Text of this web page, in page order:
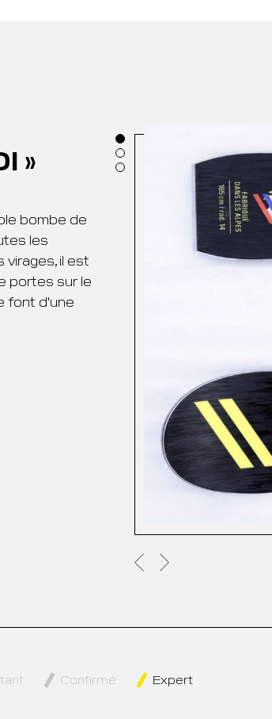
»
bombe de
les
il est
portes sur le
font d'une
Confirmé Expert